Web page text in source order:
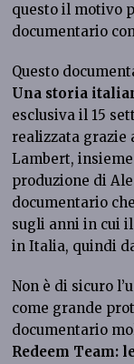
questo il motivo
documentario
Questo
Una storia
esclusiva il 15
realizzata grazie
Lambert,
produzione di
documentario
sugli anni in cui il
in Italia, quindi
Non è di sicuro
come grande
documentario
Redeem Team: